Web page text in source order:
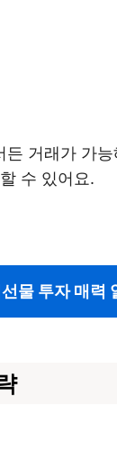
든 거래가 가능
수 있어요.
물 투자 매력